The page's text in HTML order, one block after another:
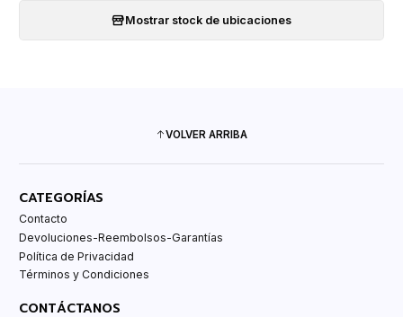
Mostrar stock de ubicaciones
VOLVER ARRIBA
CATEGORÍAS
Contacto
Devoluciones-Reembolsos-Garantías
Política de Privacidad
Términos y Condiciones
CONTÁCTANOS